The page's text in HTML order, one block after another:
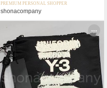
PREMIUM PERSONAL SHOPPER
shonacompany